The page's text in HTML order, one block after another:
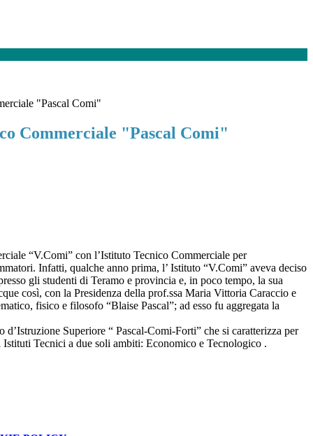
"Pascal Comi"
Commerciale "Pascal Comi"
“V.Comi” con l’Istituto Tecnico Commerciale per
Infatti, qualche anno prima, l’ Istituto “V.Comi” aveva deciso
gli studenti di Teramo e provincia e, in poco tempo, la sua
così, con la Presidenza della prof.ssa Maria Vittoria Caraccio e
fisico e filosofo “Blaise Pascal”; ad esso fu aggregata la
Superiore “ Pascal-Comi-Forti” che si caratterizza per
Tecnici a due soli ambiti: Economico e Tecnologico .